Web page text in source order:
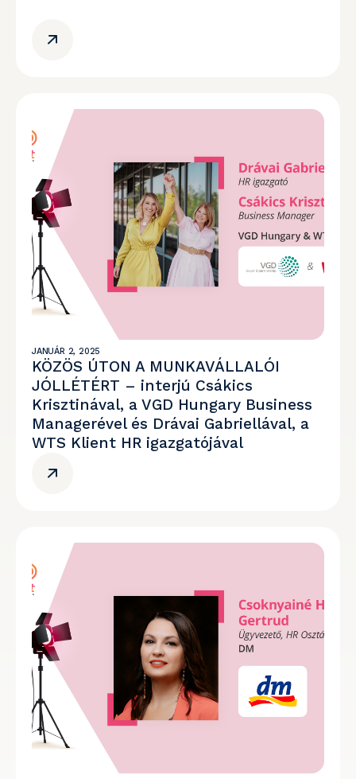
JANUÁR 2, 2025
KÖZÖS ÚTON A MUNKAVÁLLALÓI
JÓLLÉTÉRT – interjú Csákics
Krisztinával, a VGD Hungary Business
Managerével és Drávai Gabriellával, a
WTS Klient HR igazgatójával